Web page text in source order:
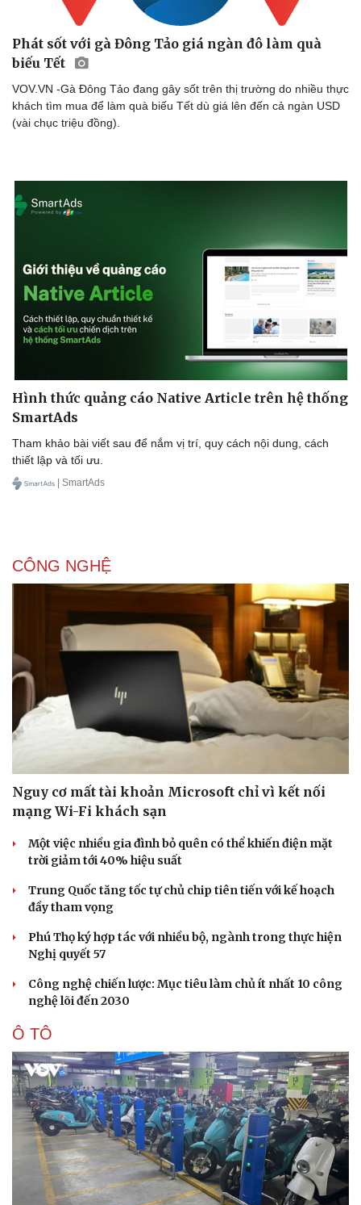
Doanh nghiệp
Thông tin doanh nghiệp
Doanh nghiệp 24h
Doanh nhân
Sành điệu
Tin Công nghệ
Sức khỏe
Đời sống
Phát sốt với gà Đông Tảo giá ngàn đô làm quà
biếu Tết
VOV.VN -Gà Đông Tảo đang gây sốt trên thị trường do nhiều thực
khách tìm mua để làm quà biếu Tết dù giá lên đến cả ngàn USD
(vài chục triệu đồng).
Hình thức quảng cáo Native Article trên hệ thống
SmartAds
Tham khảo bài viết sau để nắm vị trí, quy cách nội dung, cách
thiết lập và tối ưu.
| SmartAds
CÔNG NGHỆ
Nguy cơ mất tài khoản Microsoft chỉ vì kết nối
mạng Wi-Fi khách sạn
Một việc nhiều gia đình bỏ quên có thể khiến điện mặt
trời giảm tới 40% hiệu suất
Trung Quốc tăng tốc tự chủ chip tiên tiến với kế hoạch
đầy tham vọng
Phú Thọ ký hợp tác với nhiều bộ, ngành trong thực hiện
Nghị quyết 57
Công nghệ chiến lược: Mục tiêu làm chủ ít nhất 10 công
nghệ lõi đến 2030
Ô TÔ